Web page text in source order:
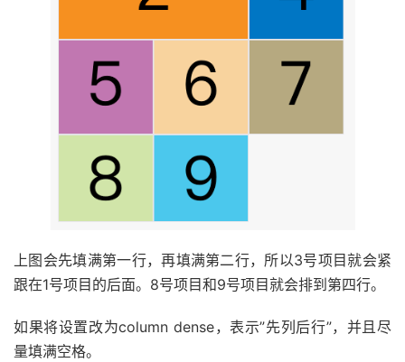
上图会先填满第一行，再填满第二行，所以3号项目就会紧
跟在1号项目的后面。8号项目和9号项目就会排到第四行。
如果将设置改为column dense，表示”先列后行”，并且尽
量填满空格。